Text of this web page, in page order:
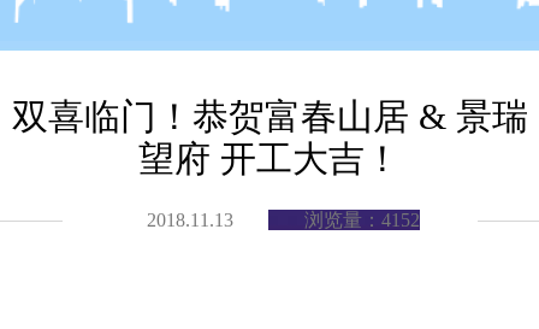
双喜临门！恭贺富春山居 & 景瑞
望府 开工大吉！
2018.11.13 浏览量：4152